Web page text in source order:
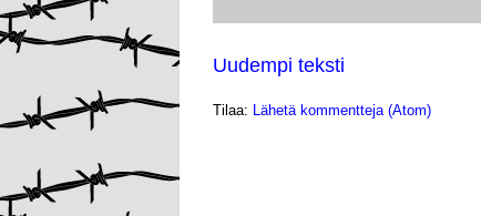
Uudempi teksti
Tilaa: Lähetä kommentteja (Atom)